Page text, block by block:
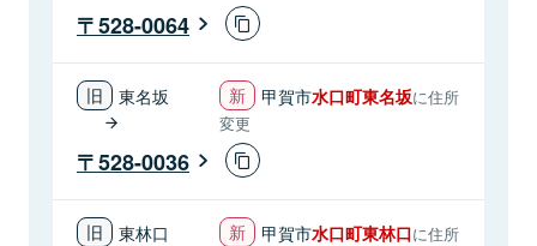
528-0064
東名坂 甲賀市水口町東名坂に住所
変更
528-0036
東林口 甲賀市水口町東林口に住所